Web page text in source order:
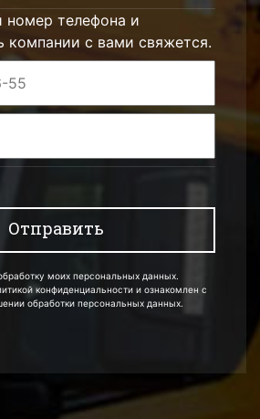
номер телефона и
компании с вами свяжется.
моих персональных данных.
конфиденциальности и ознакомлен с
обработки персональных данных.